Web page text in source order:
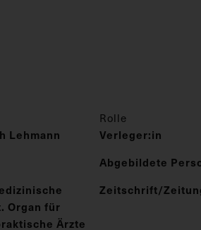
Rolle
Lehmann
Verleger:in
Abgebildete
Organ für
Ärzte
Zeitschrift/